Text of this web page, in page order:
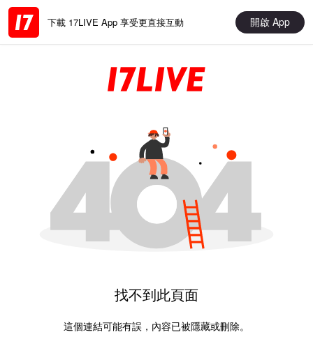
下載 17LIVE App 享受更直接互動 開啟 App
找不到此頁面
這個連結可能有誤，內容已被隱藏或刪除。